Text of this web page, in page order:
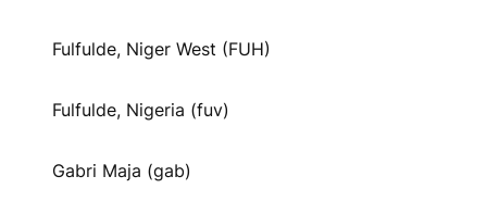
Fulfulde, Niger West (FUH)
Fulfulde, Nigeria (fuv)
Gabri Maja (gab)